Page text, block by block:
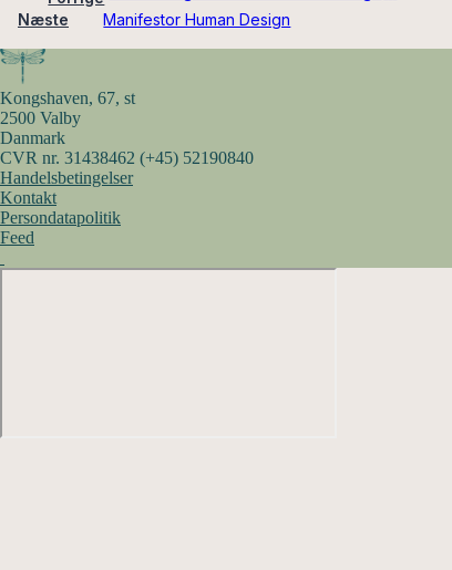
Næste
Manifestor Human Design
Kongshaven, 67, st
2500 Valby
Danmark
CVR nr. 31438462 (+45) 52190840
Handelsbetingelser
Kontakt
Persondatapolitik
Feed